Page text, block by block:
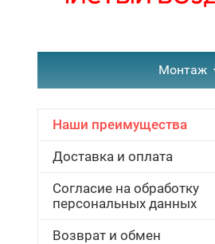
Монтаж
Наши преимущества
Доставка и оплата
Согласие на обработку
персональных данных
Возврат и обмен